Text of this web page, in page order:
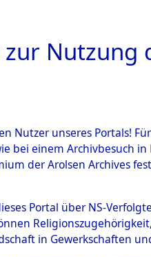
0004
Nutzung
Nutzer unseres Portals!
bei einem Archivbesuch
der Arolsen Archives
Portal über NS-
in Gewerkschaften